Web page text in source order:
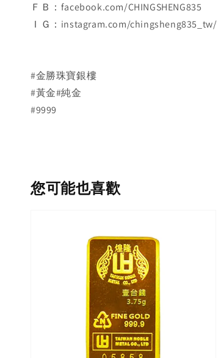
ＦＢ：facebook.com/CHINGSHENG835
ＩＧ：instagram.com/chingsheng835_tw/
#金勝珠寶銀樓
#黃金#純金
#9999
您可能也喜歡